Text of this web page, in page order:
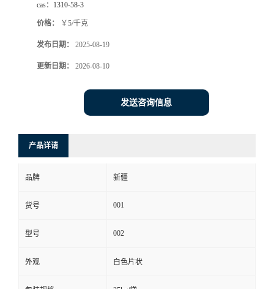
cas： 1310-58-3
价格： ￥5/千克
发布日期： 2025-08-19
更新日期： 2026-08-10
发送咨询信息
产品详请
品牌 新疆
货号 001
型号 002
外观 白色片状